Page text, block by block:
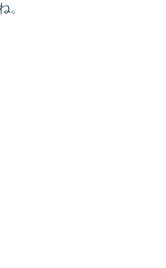
。